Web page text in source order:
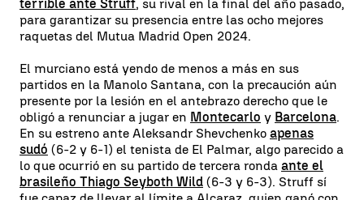
terrible ante Struff, su rival en la final del año pasado,
para garantizar su presencia entre las ocho mejores
raquetas del Mutua Madrid Open 2024.
El murciano está yendo de menos a más en sus
partidos en la Manolo Santana, con la precaución aún
presente por la lesión en el antebrazo derecho que le
obligó a renunciar a jugar en Montecarlo y Barcelona.
En su estreno ante Aleksandr Shevchenko apenas
sudó (6-2 y 6-1) el tenista de El Palmar, algo parecido a
lo que ocurrió en su partido de tercera ronda ante el
brasileño Thiago Seyboth Wild (6-3 y 6-3). Struff sí